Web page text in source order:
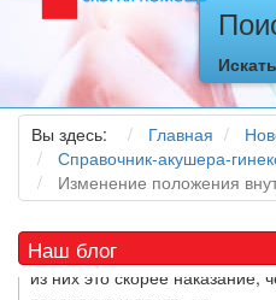
Вы здесь: Главная
Справочник-акушера-
Изменение положения
Наш блог
Как я заболел во время
Это странная ситуация: вы
предосторожности COVID-
но, тем не менее, вы каким-
можете задаться...
5 причин обратить внимание
приходят в нашужизньи
из них это скорее наказание,
правильно и влиять на...